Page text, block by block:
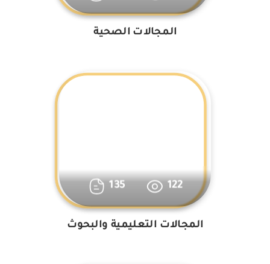
المجالات الصحية
135 122
المجالات التعليمية والبحوث